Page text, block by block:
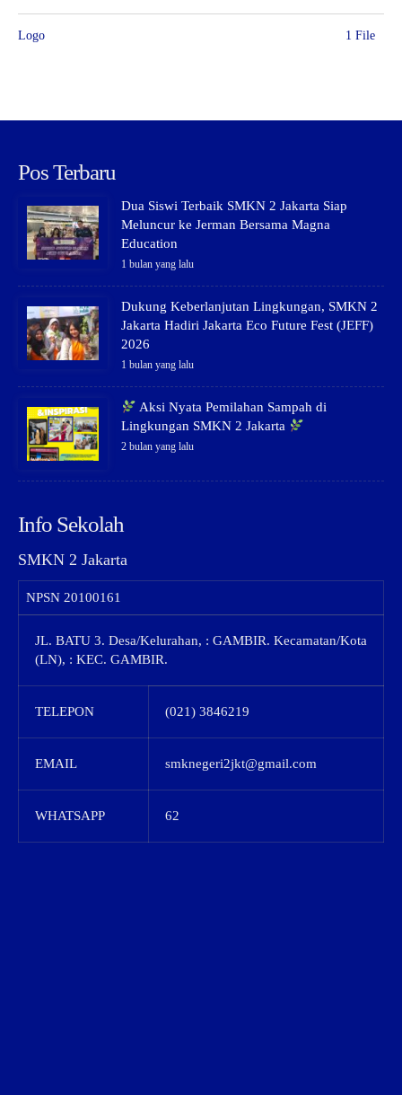
Logo 1 File
Pos Terbaru
Dua Siswi Terbaik SMKN 2 Jakarta Siap
Meluncur ke Jerman Bersama Magna
Education
1 bulan yang lalu
Dukung Keberlanjutan Lingkungan, SMKN 2
Jakarta Hadiri Jakarta Eco Future Fest (JEFF)
2026
1 bulan yang lalu
Aksi Nyata Pemilahan Sampah di
Lingkungan SMKN 2 Jakarta
2 bulan yang lalu
Info Sekolah
SMKN 2 Jakarta
NPSN 20100161
JL. BATU 3. Desa/Kelurahan, : GAMBIR. Kecamatan/Kota
(LN), : KEC. GAMBIR.
TELEPON (021) 3846219
EMAIL smknegeri2jkt@gmail.com
WHATSAPP 62